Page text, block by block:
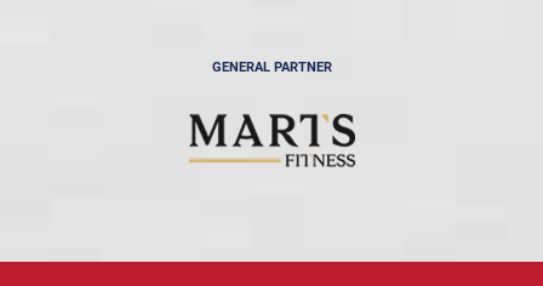
GENERAL PARTNER